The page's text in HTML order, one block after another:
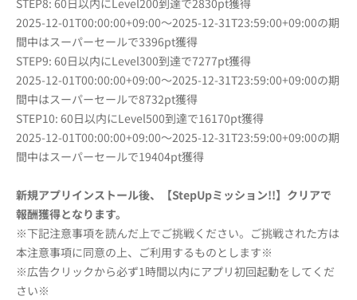
2025-12-01T00:00:00+09:00〜2025-12-31T23:59:00+09:00の期
間中はスーパーセールで3396pt獲得
STEP9: 60日以内にLevel300到達で7277pt獲得
2025-12-01T00:00:00+09:00〜2025-12-31T23:59:00+09:00の期
間中はスーパーセールで8732pt獲得
STEP10: 60日以内にLevel500到達で16170pt獲得
2025-12-01T00:00:00+09:00〜2025-12-31T23:59:00+09:00の期
間中はスーパーセールで19404pt獲得
新規アプリインストール後、【StepUpミッション!!】クリアで
報酬獲得となります。
※下記注意事項を読んだ上でご挑戦ください。ご挑戦された方は
本注意事項に同意の上、ご利用するものとします※
※広告クリックから必ず1時間以内にアプリ初回起動をしてくだ
さい※